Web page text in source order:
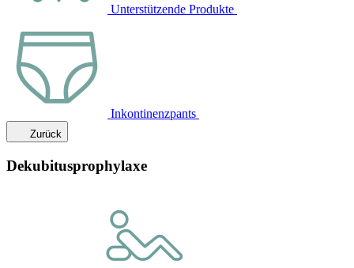
Unterstützende Produkte
Inkontinenzpants
Zurück
Dekubitusprophylaxe